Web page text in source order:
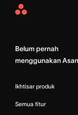
Asana
Belum pernah
menggunakan
Ikhtisar produk
Semua fitur